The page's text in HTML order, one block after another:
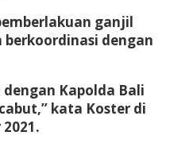
ganjil
berkoordinasi dengan
Kapolda Bali
kata Koster di